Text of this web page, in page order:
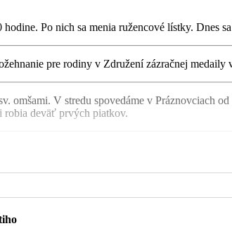
Po nich sa menia ružencové lístky.
pre rodiny v Združení zázračnej medaily
omšami. V stredu spovedáme v Práznovciach
robia deväť prvých piatkov.
o 9:15 hod.